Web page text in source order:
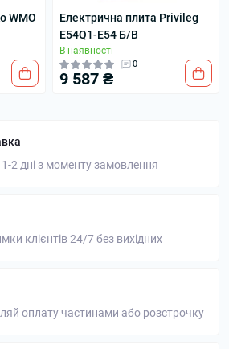
WMO
Електрична плита Privileg
E54Q1-E54 Б/В
В наявності
0
9 587 ₴
2 дні з моменту замовлення
клієнтів 24/7 без вихідних
оплату частинами або розстрочку